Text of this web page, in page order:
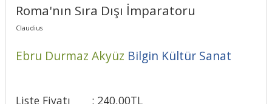
Roma'nın Sıra Dışı İmparatoru
Claudius
Ebru Durmaz Akyüz Bilgin Kültür Sanat
Liste Fiyatı : 240,00TL